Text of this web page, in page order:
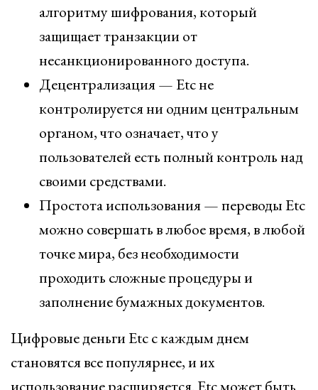
алгоритму шифрования, который
защищает транзакции от
несанкционированного доступа.
Децентрализация — Etc не
контролируется ни одним центральным
органом, что означает, что у
пользователей есть полный контроль над
своими средствами.
Простота использования — переводы Etc
можно совершать в любое время, в любой
точке мира, без необходимости
проходить сложные процедуры и
заполнение бумажных документов.
Цифровые деньги Etc с каждым днем
становятся все популярнее, и их